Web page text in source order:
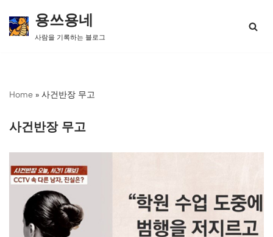
콘
너
용쓰용네
사람을 기록하는 블로그
Home » 사건반장 무고
사건반장 무고